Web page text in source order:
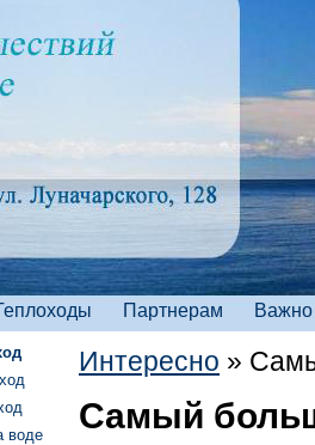
Партнерам Важно
Интересно »
Самый
воде